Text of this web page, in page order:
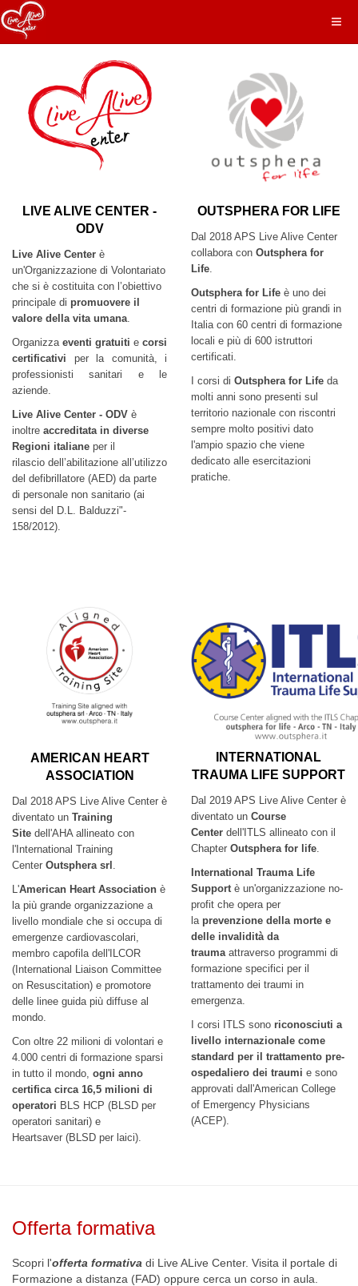
LIVE ALIVE CENTER -
ODV
Live Alive Center è
un'Organizzazione di Volontariato
che si è costituita con l’obiettivo
principale di promuovere il
valore della vita umana.
Organizza eventi gratuiti e corsi
certificativi per la comunità, i
professionisti sanitari e le
aziende.
Live Alive Center - ODV è
inoltre accreditata in diverse
Regioni italiane per il
rilascio dell’abilitazione all’utilizzo
del defibrillatore (AED) da parte
di personale non sanitario (ai
sensi del D.L. Balduzzi"-
158/2012).
OUTSPHERA FOR LIFE
Dal 2018 APS Live Alive Center
collabora con Outsphera for
Life.
Outsphera for Life è uno dei
centri di formazione più grandi in
Italia con 60 centri di formazione
locali e più di 600 istruttori
certificati.
I corsi di Outsphera for Life da
molti anni sono presenti sul
territorio nazionale con riscontri
sempre molto positivi dato
l'ampio spazio che viene
dedicato alle esercitazioni
pratiche.
AMERICAN HEART
ASSOCIATION
Dal 2018 APS Live Alive Center è
diventato un Training
Site dell'AHA allineato con
l'International Training
Center Outsphera srl .
L'American Heart Association è
la più grande organizzazione a
livello mondiale che si occupa di
emergenze cardiovascolari,
membro capofila dell'ILCOR
(International Liaison Committee
on Resuscitation) e promotore
delle linee guida più diffuse al
mondo.
Con oltre 22 milioni di volontari e
4.000 centri di formazione sparsi
in tutto il mondo, ogni anno
certifica circa 16,5 milioni di
operatori BLS HCP (BLSD per
operatori sanitari) e
Heartsaver (BLSD per laici).
INTERNATIONAL
TRAUMA LIFE SUPPORT
Dal 2019 APS Live Alive Center è
diventato un Course
Center dell'ITLS allineato con il
Chapter Outsphera for life.
International Trauma Life
Supportè un'organizzazione no-
profit che opera per
la prevenzione della morte e
delle invalidità da
traumaattraverso programmi di
formazione specifici per il
trattamento dei traumi in
emergenza.
I corsi ITLS sono riconosciuti a
livello internazionale come
standard per il trattamento pre-
ospedaliero dei traumi e sono
approvati dall'American College
of Emergency Physicians
(ACEP).
Offerta formativa
Scopri l'offerta formativa di Live ALive Center. Visita il portale di
Formazione a distanza (FAD) oppure cerca un corso in aula.